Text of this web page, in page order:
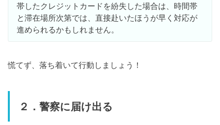
帯したクレジットカードを紛失した場合は、時間帯
と滞在場所次第では、直接赴いたほうが早く対応が
進められるかもしれません。
慌てず、落ち着いて行動しましょう！
２．警察に届け出る